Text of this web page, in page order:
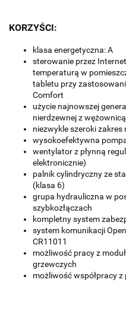
KORZYŚCI:
klasa energetyczna: A
sterowanie przez
temperaturą w
tabletu przy
Comfort
użycie najnowszej
nierdzewnej z
niezwykle szeroki zakres
wysokoefektywna
wentylator z płynną
elektronicznie)
palnik cylindryczny ze
(klasa 6)
grupa hydrauliczna w
szybkozłączach
kompletny system
system komunikacji
CR11011
możliwość pracy z
grzewczych
możliwość współpracy